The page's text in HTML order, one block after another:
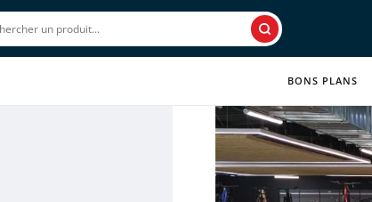
Rechercher
BONS PLANS